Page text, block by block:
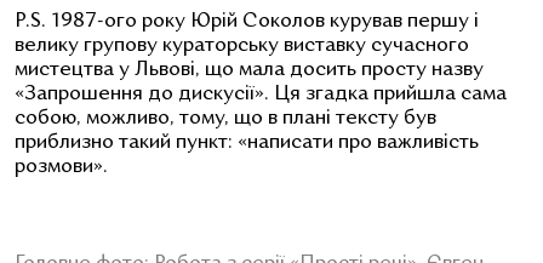
P.S. 1987-ого року Юрій Соколов курував першу і
велику групову кураторську виставку сучасного
мистецтва у Львові, що мала досить просту назву
«Запрошення до дискусії». Ця згадка прийшла сама
собою, можливо, тому, що в плані тексту був
приблизно такий пункт: «написати про важливість
розмови».